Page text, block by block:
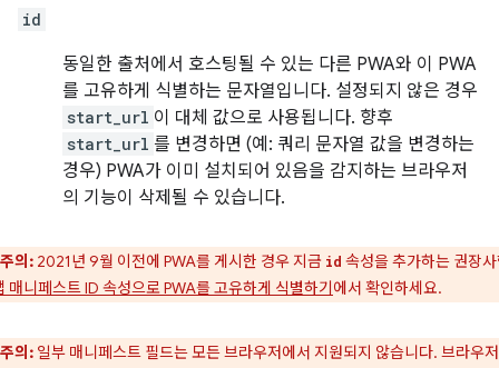
id
동일한 출처에서 호스팅될 수 있는 다른 PWA와 이 PWA
를 고유하게 식별하는 문자열입니다. 설정되지 않은 경우
start_url 이 대체 값으로 사용됩니다. 향후
start_url 를 변경하면 (예: 쿼리 문자열 값을 변경하는
경우) PWA가 이미 설치되어 있음을 감지하는 브라우저
의 기능이 삭제될 수 있습니다.
주의: 2021년 9월 이전에 PWA를 게시한 경우 지금 id 속성을 추가하는 권장
매니페스트 ID 속성으로 PWA를 고유하게 식별하기에서 확인하세요.
주의: 일부 매니페스트 필드는 모든 브라우저에서 지원되지 않습니다. 브라우